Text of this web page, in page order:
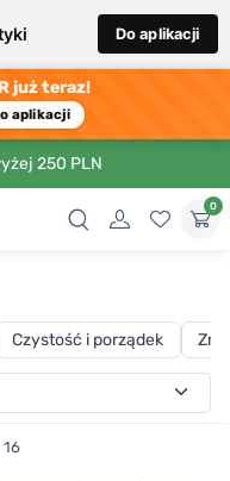
Do aplikacji
już teraz!
aplikacji
250 PLN
0
Czystość i porządek
16